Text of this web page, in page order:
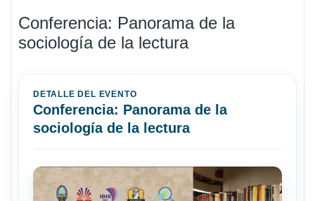
Conferencia: Panorama de la
sociología de la lectura
DETALLE DEL EVENTO
Conferencia: Panorama de la
sociología de la lectura